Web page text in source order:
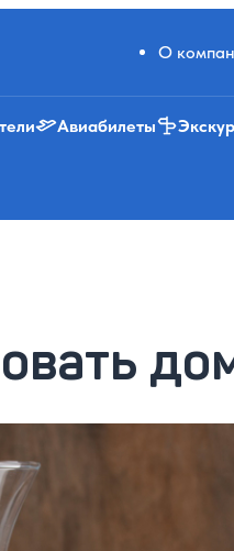
О
Авиабилеты